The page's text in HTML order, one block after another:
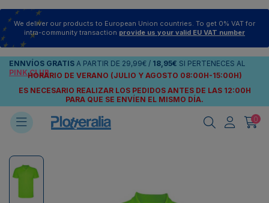
We deliver our products to European Union countries. To get 0% VAT for
intra-community transaction provide us your valid EU VAT number
ENNVÍOS GRATIS A PARTIR DE 29,99€ / 18,95€ SI PERTENECES AL
PINK CLUB
HORARIO DE VERANO (JULIO Y AGOSTO 08:00H-15:00H)
ES NECESARIO REALIZAR LOS PEDIDOS ANTES DE LAS 12:00H
PARA QUE SE ENVÍEN EL MISMO DÍA.
0